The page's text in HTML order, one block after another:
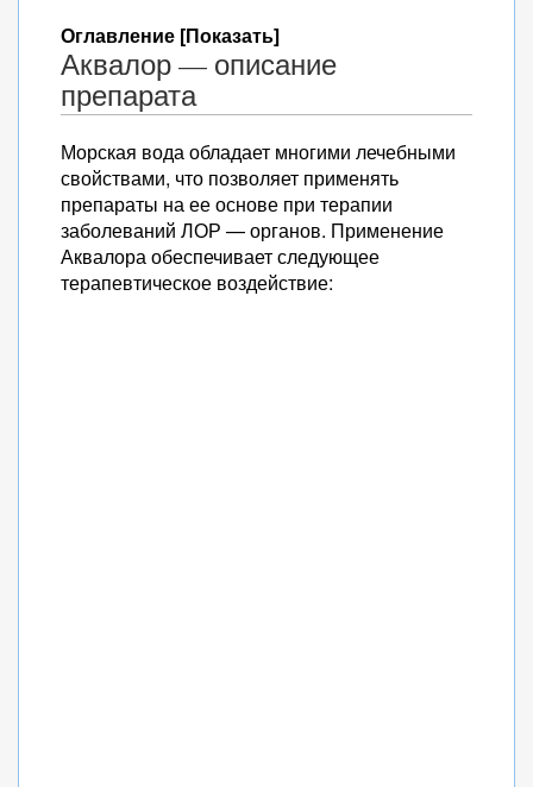
Оглавление [Показать]
Аквалор — описание
препарата
Морская вода обладает многими лечебными
свойствами, что позволяет применять
препараты на ее основе при терапии
заболеваний ЛОР — органов. Применение
Аквалора обеспечивает следующее
терапевтическое воздействие: